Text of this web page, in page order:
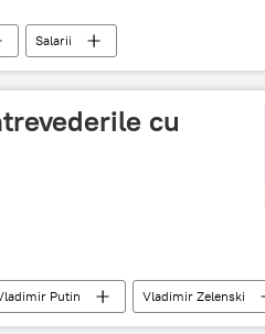
Salarii
cu
Putin Vladimir Zelenski